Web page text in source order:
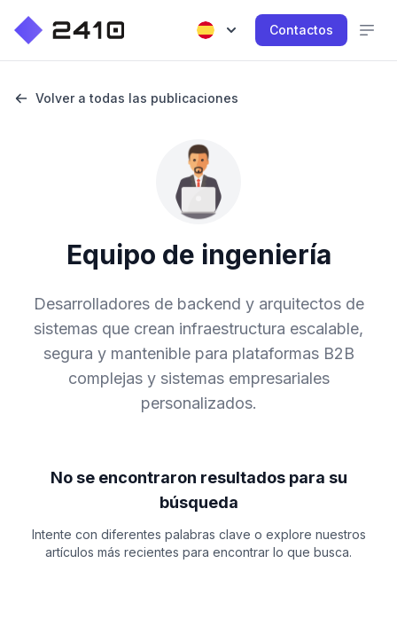
Contactos
Volver a todas las publicaciones
Equipo de ingeniería
Desarrolladores de backend y arquitectos de
sistemas que crean infraestructura escalable,
segura y mantenible para plataformas B2B
complejas y sistemas empresariales
personalizados.
No se encontraron resultados para su
búsqueda
Intente con diferentes palabras clave o explore nuestros
artículos más recientes para encontrar lo que busca.